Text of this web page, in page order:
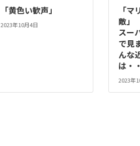
「黄色い歓声」
2023年10月4日
「
敵」
スー
で見
んな
は・
2023年